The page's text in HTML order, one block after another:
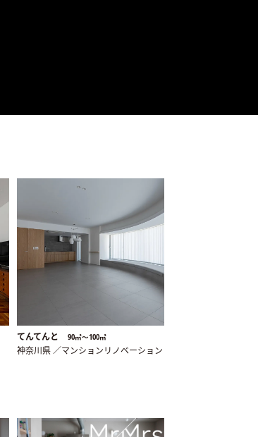
てんてんと 90㎡〜100㎡
神奈川県 ／マンションリノベーション